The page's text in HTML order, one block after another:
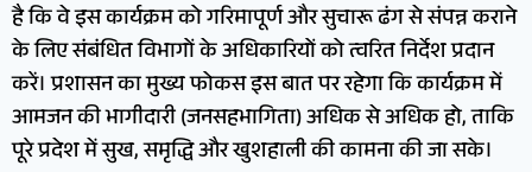
है कि वे इस कार्यक्रम को गरिमापूर्ण और सुचारू ढंग से संपन्न कराने
के लिए संबंधित विभागों के अधिकारियों को त्वरित निर्देश प्रदान
करें। प्रशासन का मुख्य फोकस इस बात पर रहेगा कि कार्यक्रम में
आमजन की भागीदारी (जनसहभागिता) अधिक से अधिक हो, ताकि
पूरे प्रदेश में सुख, समृद्धि और खुशहाली की कामना की जा सके।